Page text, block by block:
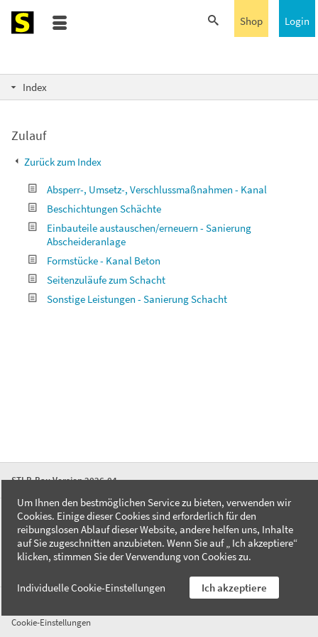
Login
Shop
Index
Zulauf
Zurück zum Index
Absperr-, Umsetz-, Verschlussmaßnahmen - Kanal
Beschichtungen Schächte
Einbauteile austauschen/erneuern - Sanierung
Abscheideranlage
Formstücke - Kanal Beton
Seitenzuläufe zum Schacht
Sonstige Leistungen - Sanierung Schacht
STLB-Bau Version 2026-04
FAQ
Kontakt
Datenschutzerklärung
Cookie-Einstellungen
Um Ihnen den bestmöglichen Service zu bieten, verwenden wir
Cookies. Einige dieser Cookies sind erforderlich für den
reibungslosen Ablauf dieser Website, andere helfen uns, Inhalte
auf Sie zugeschnitten anzubieten. Wenn Sie auf „ Ich akzeptiere“
klicken, stimmen Sie der Verwendung von Cookies zu.
Individuelle Cookie-Einstellungen Ich akzeptiere